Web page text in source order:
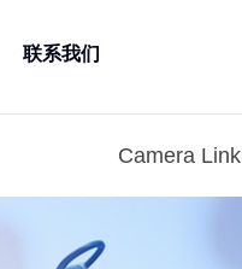
联系我们
Camera Link